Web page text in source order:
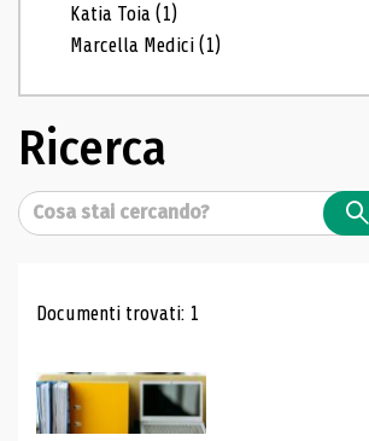
Katia Toia(1)
Marcella Medici(1)
Ricerca
Cerca
Risultati di ricerca
Documenti trovati: 1